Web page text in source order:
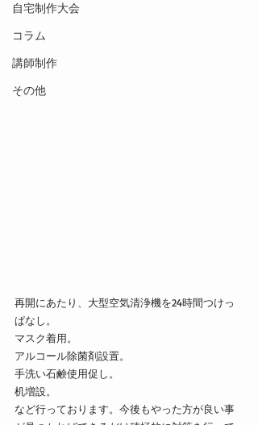
自宅制作大会
コラム
講師制作
その他
再開にあたり、大型空気清浄機を24時間つけっ
ぱなし。
マスク着用。
アルコール除菌剤設置。
手洗い石鹸使用促し。
机増設。
など行っております。今後もやった方が良い事